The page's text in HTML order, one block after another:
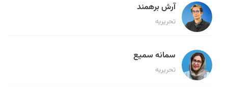
آرش برهمند
تحریریه
سمانه سمیع
تحریریه